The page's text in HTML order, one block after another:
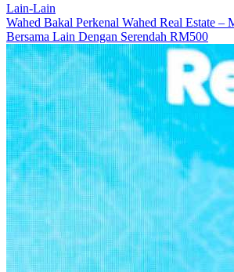
Lain-Lain
Wahed Bakal Perkenal Wahed Real Estate –
Bersama Lain Dengan Serendah RM500